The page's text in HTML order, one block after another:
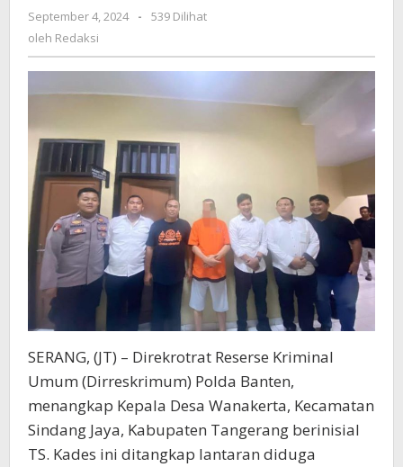
Dibekuk
Polda
September 4, 2024
oleh
-
539 Dilihat
oleh Redaksi
SERANG, (JT) – Direkrotrat Reserse Kriminal
Umum (Dirreskrimum) Polda Banten,
menangkap Kepala Desa Wanakerta, Kecamatan
Sindang Jaya, Kabupaten Tangerang berinisial
TS. Kades ini ditangkap lantaran diduga